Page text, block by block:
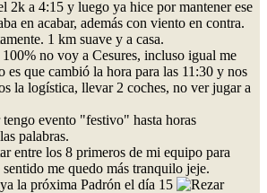
2k a 4:15 y luego ya hice por mantener ese
en acabar, además con viento en contra.
1 km suave y a casa.
no voy a Cesures, incluso igual me
que cambió la hora para las 11:30 y nos
la logística, llevar 2 coches, no ver jugar a
evento "festivo" hasta horas
palabras.
entre los 8 primeros de mi equipo para
sentido me quedo más tranquilo jeje.
la próxima Padrón el día 15